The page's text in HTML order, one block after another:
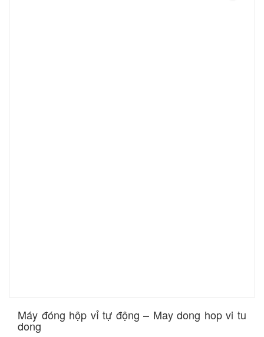
Máy đóng hộp vỉ tự động – May dong hop vi tu
dong